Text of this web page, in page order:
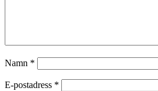
Namn *
E-postadress *